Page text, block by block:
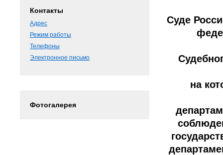
Суде
на
Контакты
Адрес
Режим работы
Телефоны
Электронное письмо
Фотогалерея